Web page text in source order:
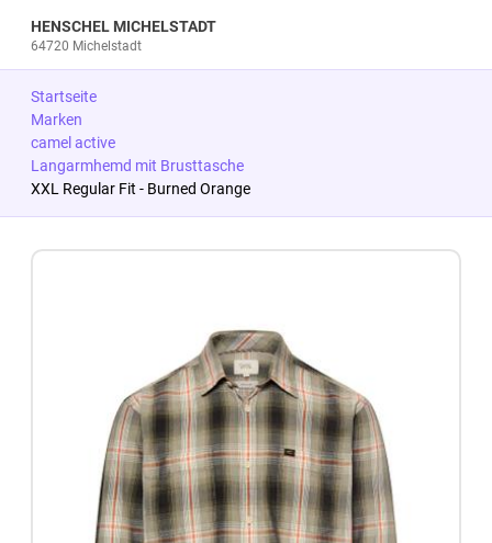
HENSCHEL MICHELSTADT
64720 Michelstadt
Startseite
Marken
camel active
Langarmhemd mit Brusttasche
XXL Regular Fit - Burned Orange